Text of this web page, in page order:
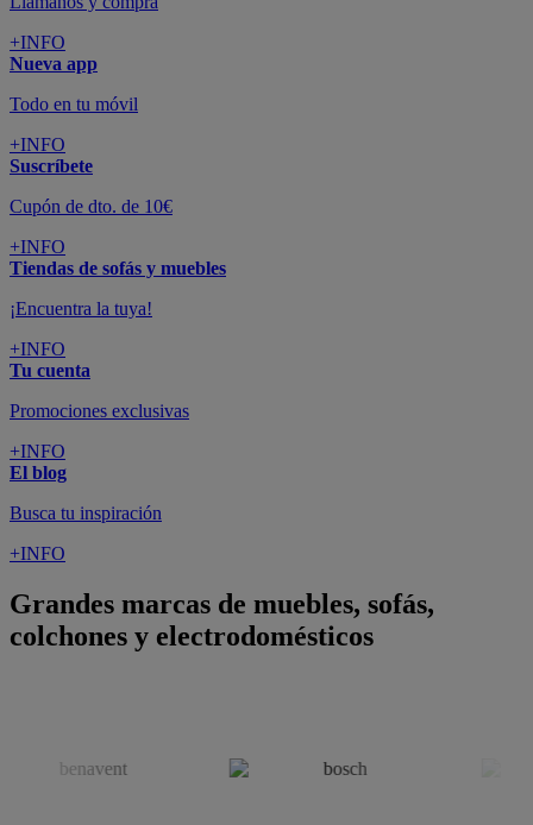
+INFO
Nueva app
Todo en tu móvil
+INFO
Suscríbete
Cupón de dto. de 10€
+INFO
Tiendas de sofás y muebles
¡Encuentra la tuya!
+INFO
Tu cuenta
Promociones exclusivas
+INFO
El blog
Busca tu inspiración
+INFO
Grandes marcas de muebles, sofás,
colchones y electrodomésticos